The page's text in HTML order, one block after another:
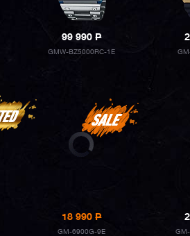
99 990P
GMW-BZ5000RC-1E
18 990P
GM-6900G-9E